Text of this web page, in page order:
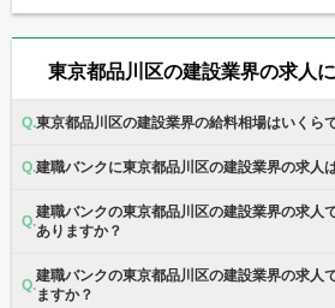
東京都品川区の建設業界の求人
東京都品川区の建設業界の給料相場はいくら
建職バンクに東京都品川区の建設業界の求人
建職バンクの東京都品川区の建設業界の求人
ありますか？
建職バンクの東京都品川区の建設業界の求人
ますか？